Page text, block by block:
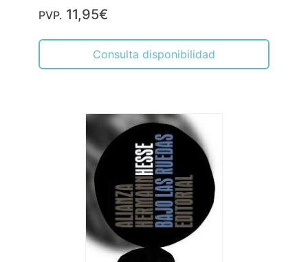
PVP. 11,95€
Consulta disponibilidad